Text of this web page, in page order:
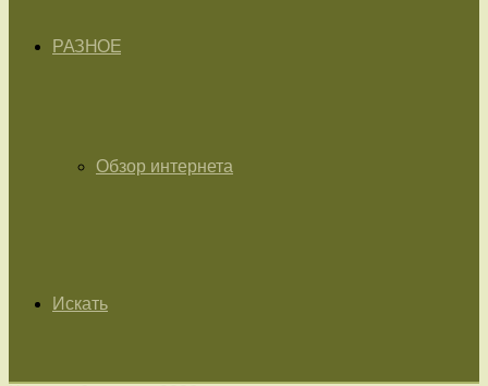
РАЗНОЕ
Обзор интернета
Искать